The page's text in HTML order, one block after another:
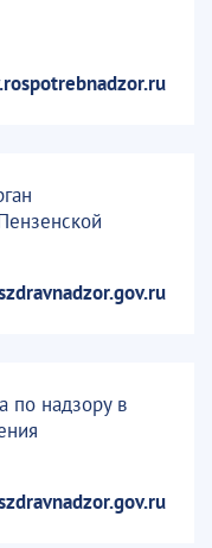
по надзору в